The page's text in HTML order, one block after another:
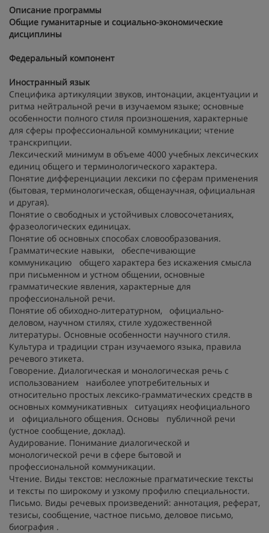
Описание программы
Общие гуманитарные и социально-экономические
дисциплины
Федеральный компонент
Иностранный язык
Специфика артикуляции звуков, интонации, акцентуации и
ритма нейтральной речи в изучаемом языке; основные
особенности полного стиля произношения, характерные
для сферы профессиональной коммуникации; чтение
транскрипции.
Лексический минимум в объеме 4000 учебных лексических
единиц общего и терминологического характера.
Понятие дифференциации лексики по сферам применения
(бытовая, терминологическая, общенаучная, официальная
и другая).
Понятие о свободных и устойчивых словосочетаниях,
фразеологических единицах.
Понятие об основных способах словообразования.
Грамматические навыки, обеспечивающие
коммуникацию общего характера без искажения смысла
при письменном и устном общении, основные
грамматические явления, характерные для
профессиональной речи.
Понятие об обиходно-литературном, официально-
деловом, научном стилях, стиле художественной
литературы. Основные особенности научного стиля.
Культура и традиции стран изучаемого языка, правила
речевого этикета.
Говорение. Диалогическая и монологическая речь с
использованием наиболее употребительных и
относительно простых лексико-грамматических средств в
основных коммуникативных ситуациях неофициального
и официального общения. Основы публичной речи
(устное сообщение, доклад).
Аудирование. Понимание диалогической и
монологической речи в сфере бытовой и
профессиональной коммуникации.
Чтение. Виды текстов: несложные прагматические тексты
и тексты по широкому и узкому профилю специальности.
Письмо. Виды речевых произведений: аннотация, реферат,
тезисы, сообщение, частное письмо, деловое письмо,
биография .